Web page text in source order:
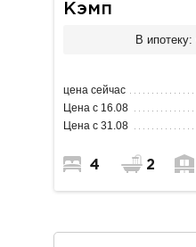
Кэмп
В ипотеку:
цена сейчас
Цена с 16.08
Цена с 31.08
4 2